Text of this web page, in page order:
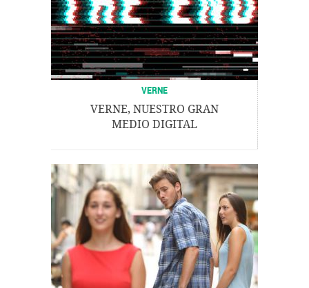
VERNE
VERNE, NUESTRO GRAN
MEDIO DIGITAL